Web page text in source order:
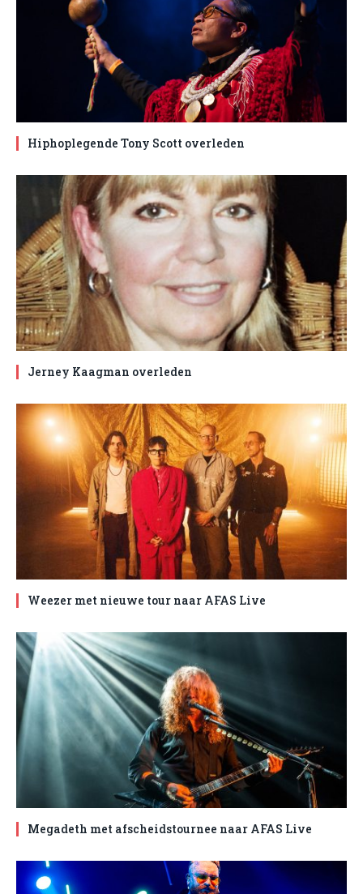
Hiphoplegende Tony Scott overleden
Jerney Kaagman overleden
Weezer met nieuwe tour naar AFAS Live
Megadeth met afscheidstournee naar AFAS Live